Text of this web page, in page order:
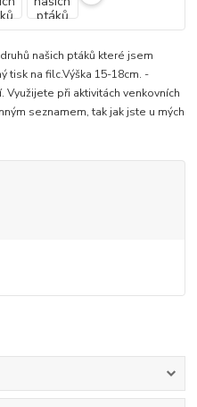
našich ptáků které jsem
tisk na filc.Výška 15-18cm. -
při aktivitách venkovních
seznamem, tak jak jste u mých